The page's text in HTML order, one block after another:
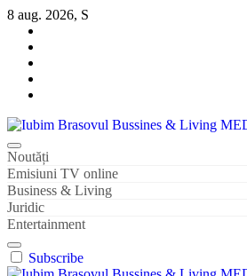
Sari
conținut
8 aug. 2026, S
Iubim Brasovul Bussines & Living MEDIA
Din pasiune și dragoste pentru Brașoveni
Noutăți
Emisiuni TV online
Business & Living
Juridic
Entertainment
Subscribe